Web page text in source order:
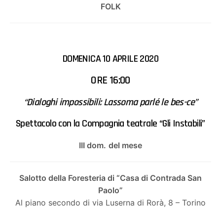
FOLK
DOMENICA 10 APRILE 2020
ORE 16:00
“Dialoghi impossibili: Lassoma parlé le bes-ce”
Spettacolo con la Compagnia teatrale “Gli Instabili”
III dom. del mese
Salotto della Foresteria di “Casa di Contrada San
Paolo”
Al piano secondo di via Luserna di Rorà, 8 – Torino